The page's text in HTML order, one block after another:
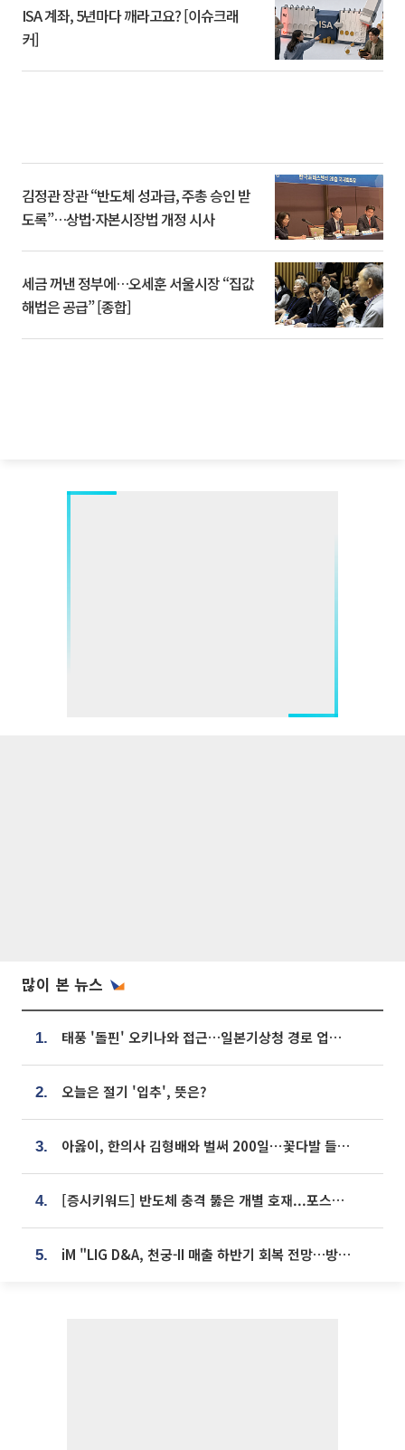
ISA 계좌, 5년마다 깨라고요? [이슈크래
커]
김정관 장관 “반도체 성과급, 주총 승인 받
도록”…상법·자본시장법 개정 시사
세금 꺼낸 정부에…오세훈 서울시장 “집값
해법은 공급” [종합]
많이 본 뉴스
1. 태풍 '돌핀' 오키나와 접근…일본기상청 경로 업데이트
2. 오늘은 절기 '입추', 뜻은?
3. 아옳이, 한의사 김형배와 벌써 200일⋯꽃다발 들고 "프러포즈 아냐"
4. [증시키워드] 반도체 충격 뚫은 개별 호재...포스코퓨처엠·에코프로·한화솔루션 '눈길'
5. iM "LIG D&A, 천궁-II 매출 하반기 회복 전망…방산 톱픽 유지"